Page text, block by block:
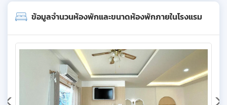
ข้อมูลจำนวนห้องพักและขนาดห้องพักภายในโรงแรม